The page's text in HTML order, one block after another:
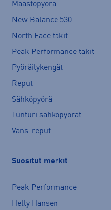
Maastopyörä
New Balance 530
North Face takit
Peak Performance takit
Pyöräilykengät
Reput
Sähköpyörä
Tunturi sähköpyörät
Vans-reput
Suositut merkit
Peak Performance
Helly Hansen